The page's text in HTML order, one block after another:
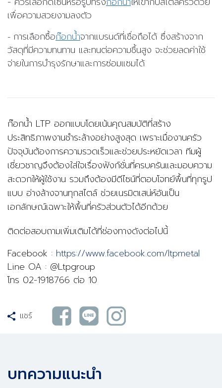
เพื่อความสวยงามลงตัว
- การเลือกซื้อก๊อกน้ำจากแบรนด์ที่เชื่อถือได้ ซึ่งสร้างจาก
วัสดุที่มีความทนทาน และทนต่อความชื้นสูง จะช่วยลดค่าใช้
จ่ายในการบำรุงรักษาและการซ่อมแซมได้
ก๊อกน้ำ LTP ออกแบบโดยเน้นคุณสมบัติที่สร้าง
ประสิทธิภาพงานชำระล้างอย่างสูงสุด เพราะเมื่องานครัว
ปัจจุบันต้องการความรวดเร็วและช่วยประหยัดเวลา ทีมผู้
เชี่ยวชาญจึงต้องใส่ใจเรื่องฟังก์ชั่นที่ครบครันและมอบความ
สะดวกให้ผู้ใช้งาน รวมถึงต้องมีดีไซน์ที่ตอบโจทย์พื้นที่ทุกรูป
แบบ อ่างล้างจานทุกสไตล์ ช่วยเนรมิตเสน่ห์อันเป็น
เอกลักษณ์เฉพาะให้พื้นที่ครัวส่วนตัวได้อีกด้วย
ติดต่อสอบถามเพิ่มเติมได้ที่ช่องทางดังต่อไปนี้
Facebook : https://www.facebook.com/ltpmetal
Line OA : @Ltpgroup
โทร 02-1918766 ต่อ 10
แชร์
บทความแนะนำ